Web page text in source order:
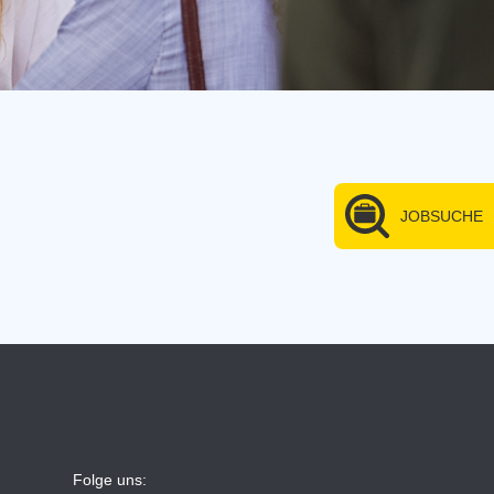
JOBSUCHE
Folge uns: